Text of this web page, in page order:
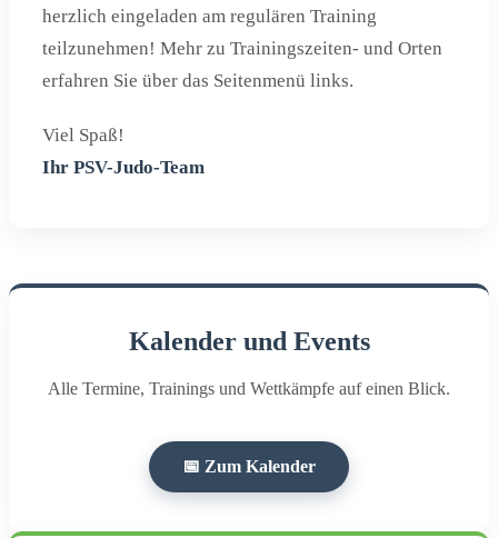
herzlich eingeladen am regulären Training
teilzunehmen! Mehr zu Trainingszeiten- und Orten
erfahren Sie über das Seitenmenü links.
Viel Spaß!
Ihr PSV-Judo-Team
Kalender und Events
Alle Termine, Trainings und Wettkämpfe auf einen Blick.
📅 Zum Kalender